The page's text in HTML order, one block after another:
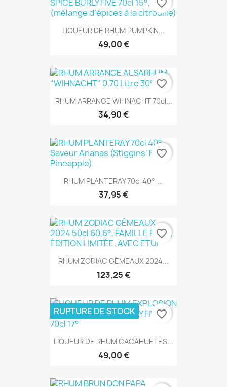
LIQUEUR DE RHUM PUMPKIN...
49,00 €
favorite_border
RHUM ARRANGE WIHNACHT 70cl...
34,90 €
favorite_border
RHUM PLANTERAY 70cl 40°,...
37,95 €
favorite_border
RHUM ZODIAC GÉMEAUX 2024...
123,25 €
favorite_border
LIQUEUR DE RHUM CACAHUETES...
49,00 €
RUPTURE DE STOCK favorite_border